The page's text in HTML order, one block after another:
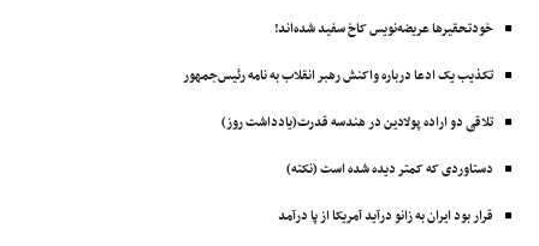
خودتحقیرها عریضه‌نویس کاخ سفید شده‌اند!
تکذیب یک ادعا درباره واکنش رهبر انقلاب به نامه رئیس‌جمهور
تلاقی دو اراده پولادین در هندسه قدرت(یادداشت روز)
دستاوردی که کمتر دیده شده است (نکته)
قرار بود ایران به زانو درآید آمریکا از پا درآمد